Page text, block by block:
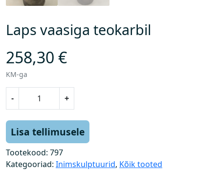
Laps vaasiga teokarbil
258,30 €
KM-ga
-
v
a
a
+
Lisa tellimusele
Tootekood: 797
Kategooriad: Inimskulptuurid, Kõik tooted